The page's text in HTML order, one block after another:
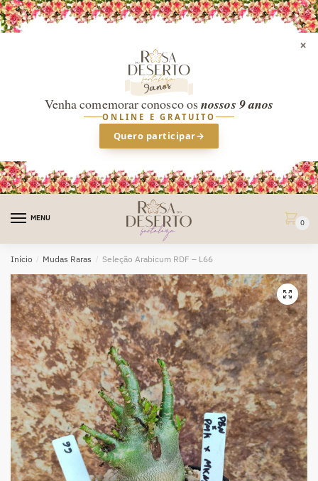
×
Venha comemorar conosco osnossos 9 anos
ONLINE E GRATUITO
Quero participar→
MENU
0
Início / Mudas Raras / Seleção Arabicum RDF – L66
🔍